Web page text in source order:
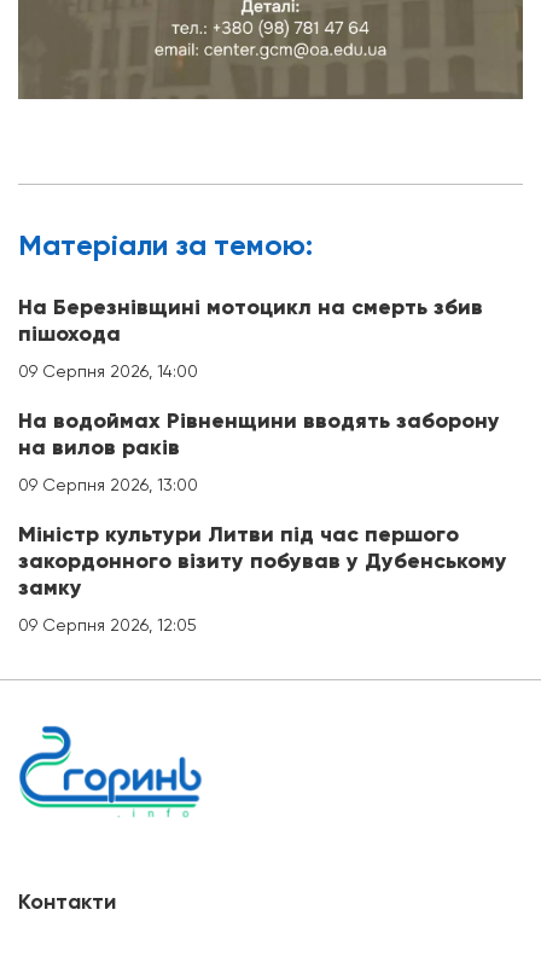
Матерiали за темою:
На Березнівщині мотоцикл на смерть збив
пішохода
09 Серпня 2026, 14:00
На водоймах Рівненщини вводять заборону
на вилов раків
09 Серпня 2026, 13:00
Міністр культури Литви під час першого
закордонного візиту побував у Дубенському
замку
09 Серпня 2026, 12:05
Контакти